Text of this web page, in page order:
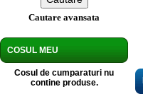
Cautare avansata
COSUL MEU
Cosul de cumparaturi nu
contine produse.